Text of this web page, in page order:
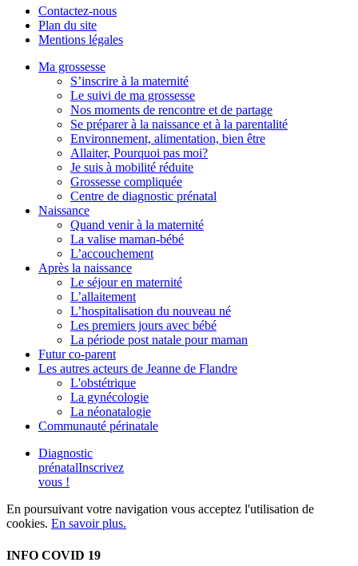
Contactez-nous
Plan du site
Mentions légales
Ma grossesse
S’inscrire à la maternité
Le suivi de ma grossesse
Nos moments de rencontre et de partage
Se préparer à la naissance et à la parentalité
Environnement, alimentation, bien être
Allaiter, Pourquoi pas moi?
Je suis à mobilité réduite
Grossesse compliquée
Centre de diagnostic prénatal
Naissance
Quand venir à la maternité
La valise maman-bébé
L’accouchement
Après la naissance
Le séjour en maternité
L’allaitement
L’hospitalisation du nouveau né
Les premiers jours avec bébé
La période post natale pour maman
Futur co-parent
Les autres acteurs de Jeanne de Flandre
L'obstétrique
La gynécologie
La néonatalogie
Communauté périnatale
Diagnostic
prénatalInscrivez
vous !
En poursuivant votre navigation vous acceptez l'utilisation de
cookies. En savoir plus.
INFO COVID 19